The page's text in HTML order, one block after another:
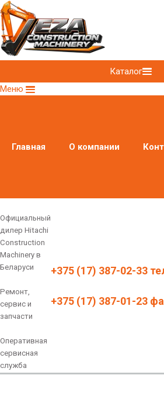
Каталог
Меню
Главная О компании
Официальный
дилер Hitachi
Construction
Machinery в
Беларуси
Ремонт,
сервис и
запчасти
Оперативная
сервисная
служба
+375 (17) 387-02-33
+375 (17) 387-01-23